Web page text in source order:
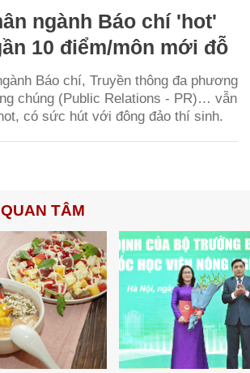
ngành Báo chí 'hot'
10 điểm/môn mới đỗ
Báo chí, Truyền thông đa phương
chúng (Public Relations - PR)… vẫn
có sức hút với đông đảo thí sinh.
TÂM